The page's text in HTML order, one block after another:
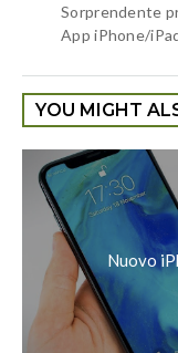
Sorprendente
App iPhone/
YOU MIGHT
Nuovo